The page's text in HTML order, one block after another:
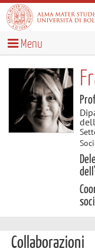
Menu
Collaborazioni